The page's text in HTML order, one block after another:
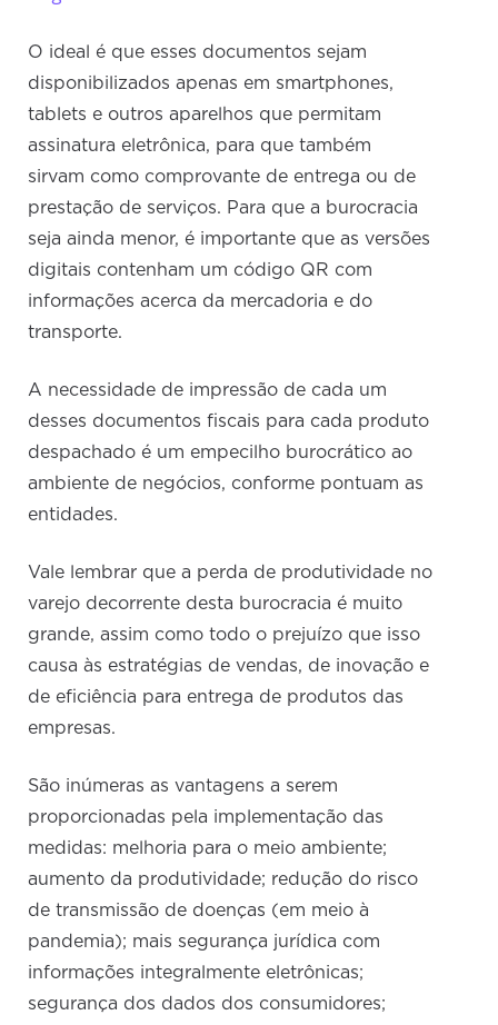
O ideal é que esses documentos sejam
disponibilizados apenas em smartphones,
tablets e outros aparelhos que permitam
assinatura eletrônica, para que também
sirvam como comprovante de entrega ou de
prestação de serviços. Para que a burocracia
seja ainda menor, é importante que as versões
digitais contenham um código QR com
informações acerca da mercadoria e do
transporte.
A necessidade de impressão de cada um
desses documentos fiscais para cada produto
despachado é um empecilho burocrático ao
ambiente de negócios, conforme pontuam as
entidades.
Vale lembrar que a perda de produtividade no
varejo decorrente desta burocracia é muito
grande, assim como todo o prejuízo que isso
causa às estratégias de vendas, de inovação e
de eficiência para entrega de produtos das
empresas.
São inúmeras as vantagens a serem
proporcionadas pela implementação das
medidas: melhoria para o meio ambiente;
aumento da produtividade; redução do risco
de transmissão de doenças (em meio à
pandemia); mais segurança jurídica com
informações integralmente eletrônicas;
segurança dos dados dos consumidores;